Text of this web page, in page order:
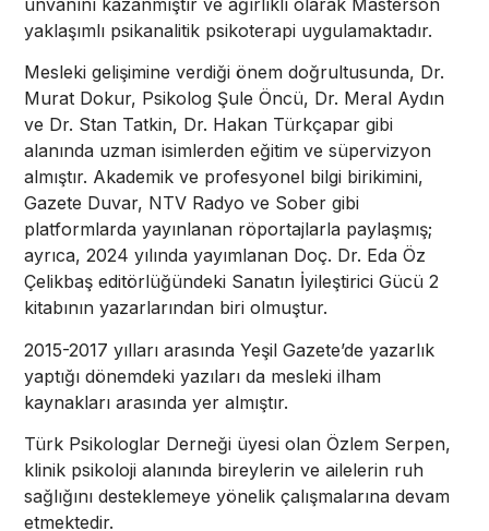
yaklaşımlı psikanalitik psikoterapi uygulamaktadır.
Mesleki gelişimine verdiği önem doğrultusunda, Dr.
Murat Dokur, Psikolog Şule Öncü, Dr. Meral Aydın
ve Dr. Stan Tatkin, Dr. Hakan Türkçapar gibi
alanında uzman isimlerden eğitim ve süpervizyon
almıştır. Akademik ve profesyonel bilgi birikimini,
Gazete Duvar, NTV Radyo ve Sober gibi
platformlarda yayınlanan röportajlarla paylaşmış;
ayrıca, 2024 yılında yayımlanan Doç. Dr. Eda Öz
Çelikbaş editörlüğündeki Sanatın İyileştirici Gücü 2
kitabının yazarlarından biri olmuştur.
2015-2017 yılları arasında Yeşil Gazete’de yazarlık
yaptığı dönemdeki yazıları da mesleki ilham
kaynakları arasında yer almıştır.
Türk Psikologlar Derneği üyesi olan Özlem Serpen,
klinik psikoloji alanında bireylerin ve ailelerin ruh
sağlığını desteklemeye yönelik çalışmalarına devam
etmektedir.